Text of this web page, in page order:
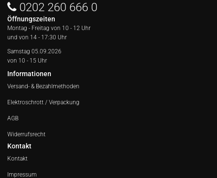
0202 260 666 0
Öffnungszeiten
Montag - Freitag von 10 - 12 Uhr
und von 14 - 17:30 Uhr
Samstag 05.09.2026
von 10 - 15 Uhr
Informationen
Versand- & Bezahlmethoden
Elektroschrott / Verpackung
AGB
Widerrufsrecht
Kontakt
Kontakt
Impressum